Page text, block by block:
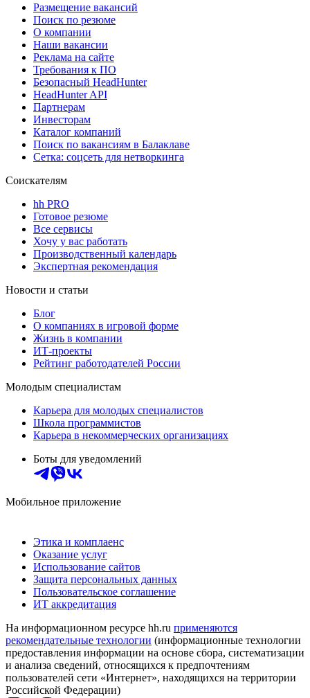
Размещение вакансий
Поиск по резюме
О компании
Наши вакансии
Реклама на сайте
Требования к ПО
Безопасный HeadHunter
HeadHunter API
Партнерам
Инвесторам
Каталог компаний
Поиск по вакансиям в Балаклаве
Сетка: соцсеть для нетворкинга
Соискателям
hh PRO
Готовое резюме
Все сервисы
Хочу у вас работать
Производственный календарь
Экспертная рекомендация
Новости и статьи
Блог
О компаниях в игровой форме
Жизнь в компании
ИТ-проекты
Рейтинг работодателей России
Молодым специалистам
Карьера для молодых специалистов
Школа программистов
Карьера в некоммерческих организациях
Боты для уведомлений
Мобильное приложение
Этика и комплаенс
Оказание услуг
Использование сайтов
Защита персональных данных
Пользовательское соглашение
ИТ аккредитация
На информационном ресурсе hh.ru применяются
рекомендательные технологии (информационные технологии
предоставления информации на основе сбора, систематизации
и анализа сведений, относящихся к предпочтениям
пользователей сети «Интернет», находящихся на территории
Российской Федерации)